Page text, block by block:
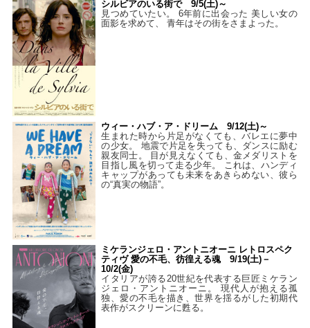
シルビアのいる街で 9/5(土)～
見つめていたい。 6年前に出会った 美しい女の
面影を求めて、 青年はその街をさまよった。
ウィー・ハブ・ア・ドリーム 9/12(土)～
生まれた時から片足がなくても、バレエに夢中
の少女。 地震で片足を失っても、ダンスに励む
親友同士。 目が見えなくても、金メダリストを
目指し風を切って走る少年。 これは、ハンディ
キャップがあっても未来をあきらめない、彼ら
の“真実の物語”。
ミケランジェロ・アントニオーニ レトロスペク
ティヴ 愛の不毛、彷徨える魂 9/19(土)－
10/2(金)
イタリアが誇る20世紀を代表する巨匠ミケラン
ジェロ・アントニオーニ。 現代人が抱える孤
独、愛の不毛を描き、世界を揺るがした初期代
表作がスクリーンに甦る。